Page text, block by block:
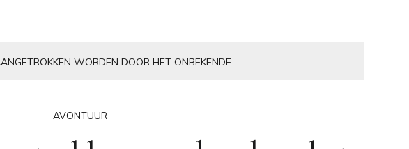
WORDEN DOOR HET ONBEKENDE
AVONTUUR